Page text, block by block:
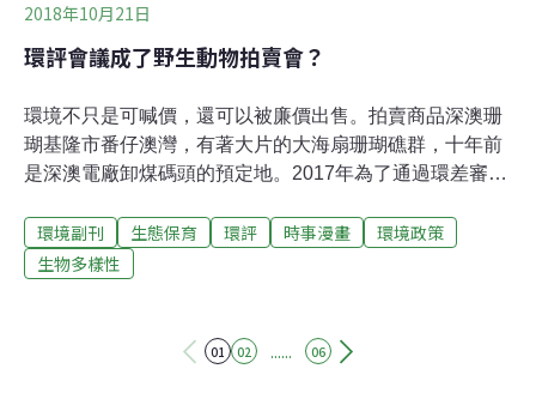
2018年10月21日
環評會議成了野生動物拍賣會？
環境不只是可喊價，還可以被廉價出售。拍賣商品深澳珊
瑚基隆市番仔澳灣，有著大片的大海扇珊瑚礁群，十年前
是深澳電廠卸煤碼頭的預定地。2017年為了通過環差審
深澳灣內，3月深澳電廠環評通過，10月，觀塘案環評通
過四天後，行政院長賴清德宣布深澳電廠停建。延伸閱
等生態議題，專案小組建議退回主管機關。但在行政院長
環境副刊 生態保育 環評 時事漫畫
環境政策
生物多樣性
01 02 ...... 06